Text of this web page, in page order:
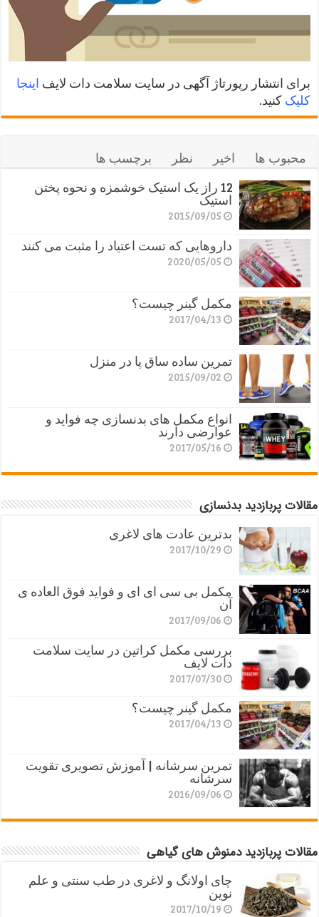
برای انتشار رپورتاژ آگهی در سایت سلامت دات لایف اینجا
کلیک کنید.
محبوب ها اخیر نظر
برچسب ها
12 راز یک استیک خوشمزه و نحوه پختن
استیک
2015/09/05
داروهایی که تست اعتیاد را مثبت می کنند
2020/05/05
مکمل گینر چیست؟
2017/04/13
تمرین ساده ساق پا در منزل
2015/09/02
انواع مکمل های بدنسازی چه فواید و
عوارضی دارند
2017/05/16
مقالات پربازدید بدنسازی
بدترین عادت های لاغری
2017/10/29
مکمل بی سی ای ای و فواید فوق العاده ی
آن
2017/09/06
بررسی مکمل کراتین در سایت سلامت
دات لایف
2017/07/30
مکمل گینر چیست؟
2017/04/13
تمرین سرشانه | آموزش تصویری تقویت
سرشانه
2016/09/06
مقالات پربازدید دمنوش های گیاهی
چای اولانگ و لاغری در طب سنتی و علم
نوین
2017/10/19